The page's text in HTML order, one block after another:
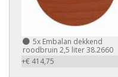
5x Embalan dekkend
roodbruin 2,5 liter 38.2660
+€ 414,75